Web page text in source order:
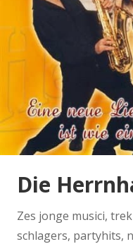
Die
Zes jonge musici,
schlagers, partyhits,